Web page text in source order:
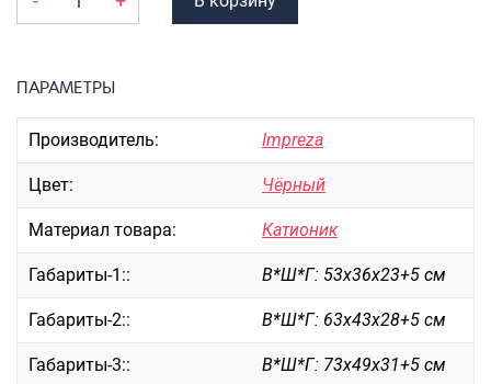
Мешки для обуви
Пеналы для школы
Чемоданы оптом
Чемоданы на колесах
Чемоданы детские
ПАРАМЕТРЫ
Производитель: Impreza
Цвет: Чёрный
Материал товара: Катионик
Габариты-1:: В*Ш*Г: 53х36х23+5 см
Габариты-2:: В*Ш*Г: 63х43х28+5 см
Габариты-3:: В*Ш*Г: 73х49х31+5 см